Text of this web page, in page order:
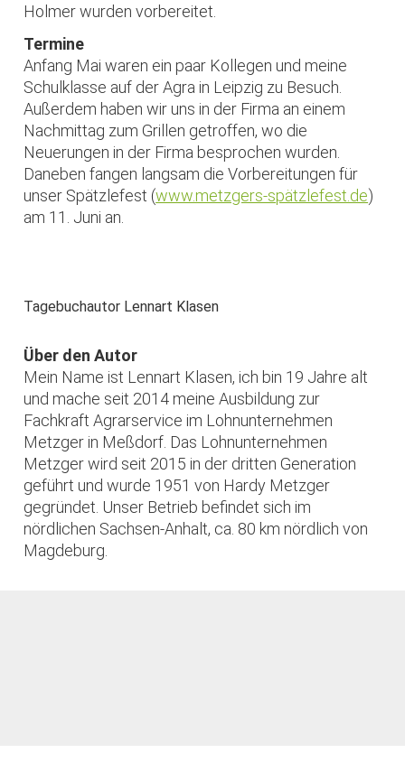
Holmer wurden vorbereitet.
Termine
Anfang Mai waren ein paar Kollegen und meine
Schulklasse auf der Agra in Leipzig zu Besuch.
Außerdem haben wir uns in der Firma an einem
Nachmittag zum Grillen getroffen, wo die
Neuerungen in der Firma besprochen wurden.
Daneben fangen langsam die Vorbereitungen für
unser Spätzlefest (www.metzgers-spätzlefest.de)
am 11. Juni an.
Tagebuchautor Lennart Klasen
Über den Autor
Mein Name ist Lennart Klasen, ich bin 19 Jahre alt
und mache seit 2014 meine Ausbildung zur
Fachkraft Agrarservice im Lohnunternehmen
Metzger in Meßdorf. Das Lohnunternehmen
Metzger wird seit 2015 in der dritten Generation
geführt und wurde 1951 von Hardy Metzger
gegründet. Unser Betrieb befindet sich im
nördlichen Sachsen-Anhalt, ca. 80 km nördlich von
Magdeburg.